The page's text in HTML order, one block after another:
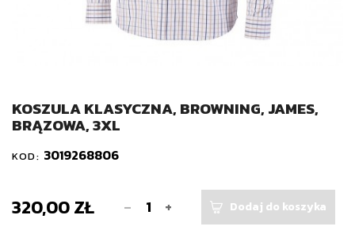
KOSZULA KLASYCZNA, BROWNING, JAMES,
BRĄZOWA, 3XL
KOD: 3019268806
320,00 ZŁ - + Dodaj do koszyka